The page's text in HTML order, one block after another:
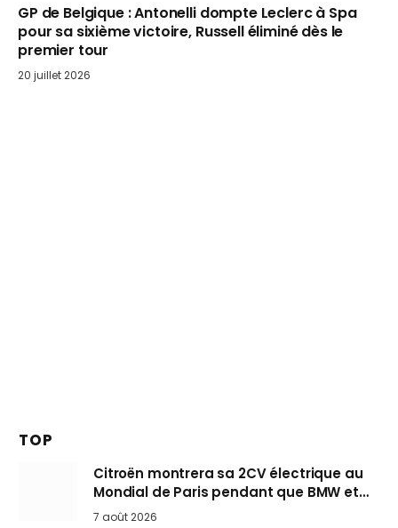
GP de Belgique : Antonelli dompte Leclerc à Spa
pour sa sixième victoire, Russell éliminé dès le
premier tour
20 juillet 2026
TOP
Citroën montrera sa 2CV électrique au
Mondial de Paris pendant que BMW et
Mini désertent le salon
7 août 2026